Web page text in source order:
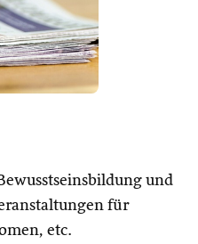
und
für
etc.